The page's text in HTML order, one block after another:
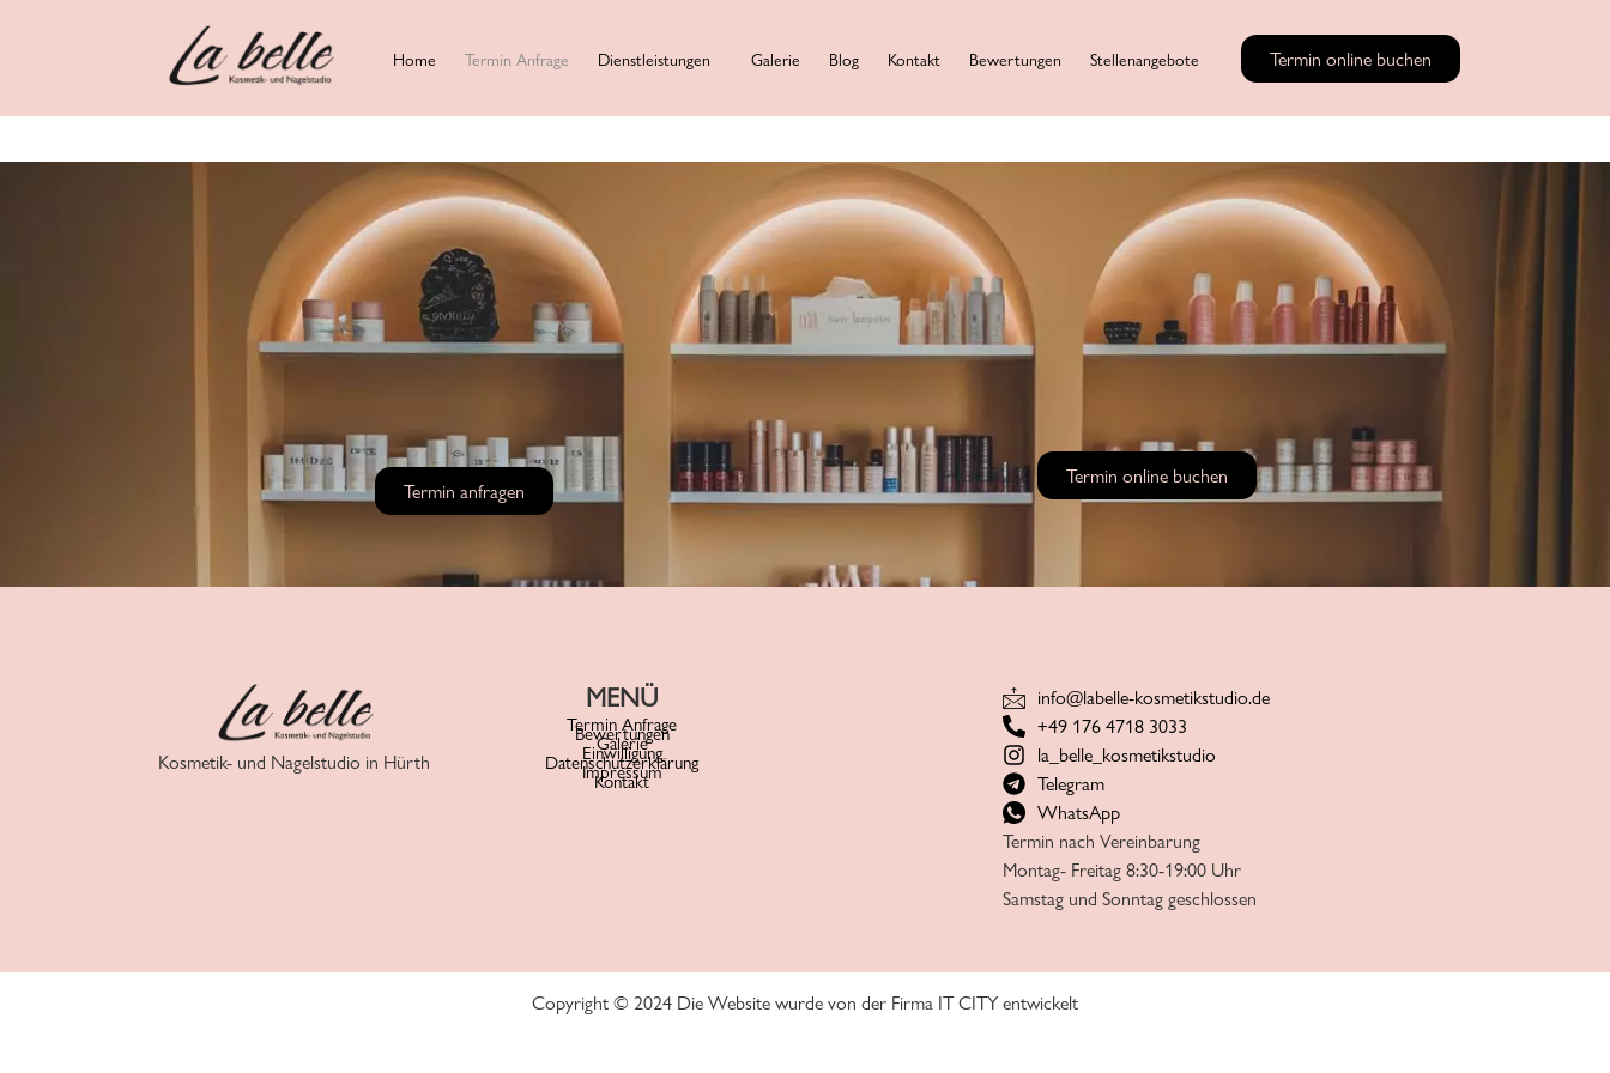
Home Termin Anfrage Dienstleistungen Galerie Blog Kontakt Bewertungen Stellenangebote Termin online buchen
Termin anfragen
Termin online buchen
Kosmetik- und Nagelstudio in Hürth
MENÜ
Termin Anfrage
Bewertungen
Galerie
Einwilligung
Datenschutzerklärung
Impressum
Kontakt
info@labelle-kosmetikstudio.de
+49 176 4718 3033
la_belle_kosmetikstudio
Telegram
WhatsApp
Termin nach Vereinbarung
Montag- Freitag 8:30-19:00 Uhr
Samstag und Sonntag geschlossen
Copyright © 2024 Die Website wurde von der Firma IT CITY entwickelt